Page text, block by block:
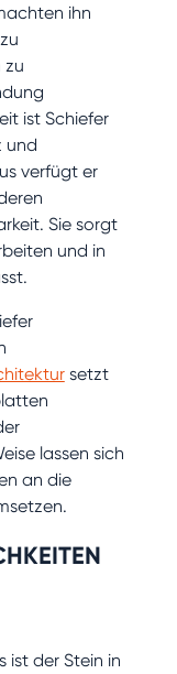
ihn
zu
ist Schiefer
und
verfügt er
Sie sorgt
und in
setzt
lassen sich
an die
ist der Stein in